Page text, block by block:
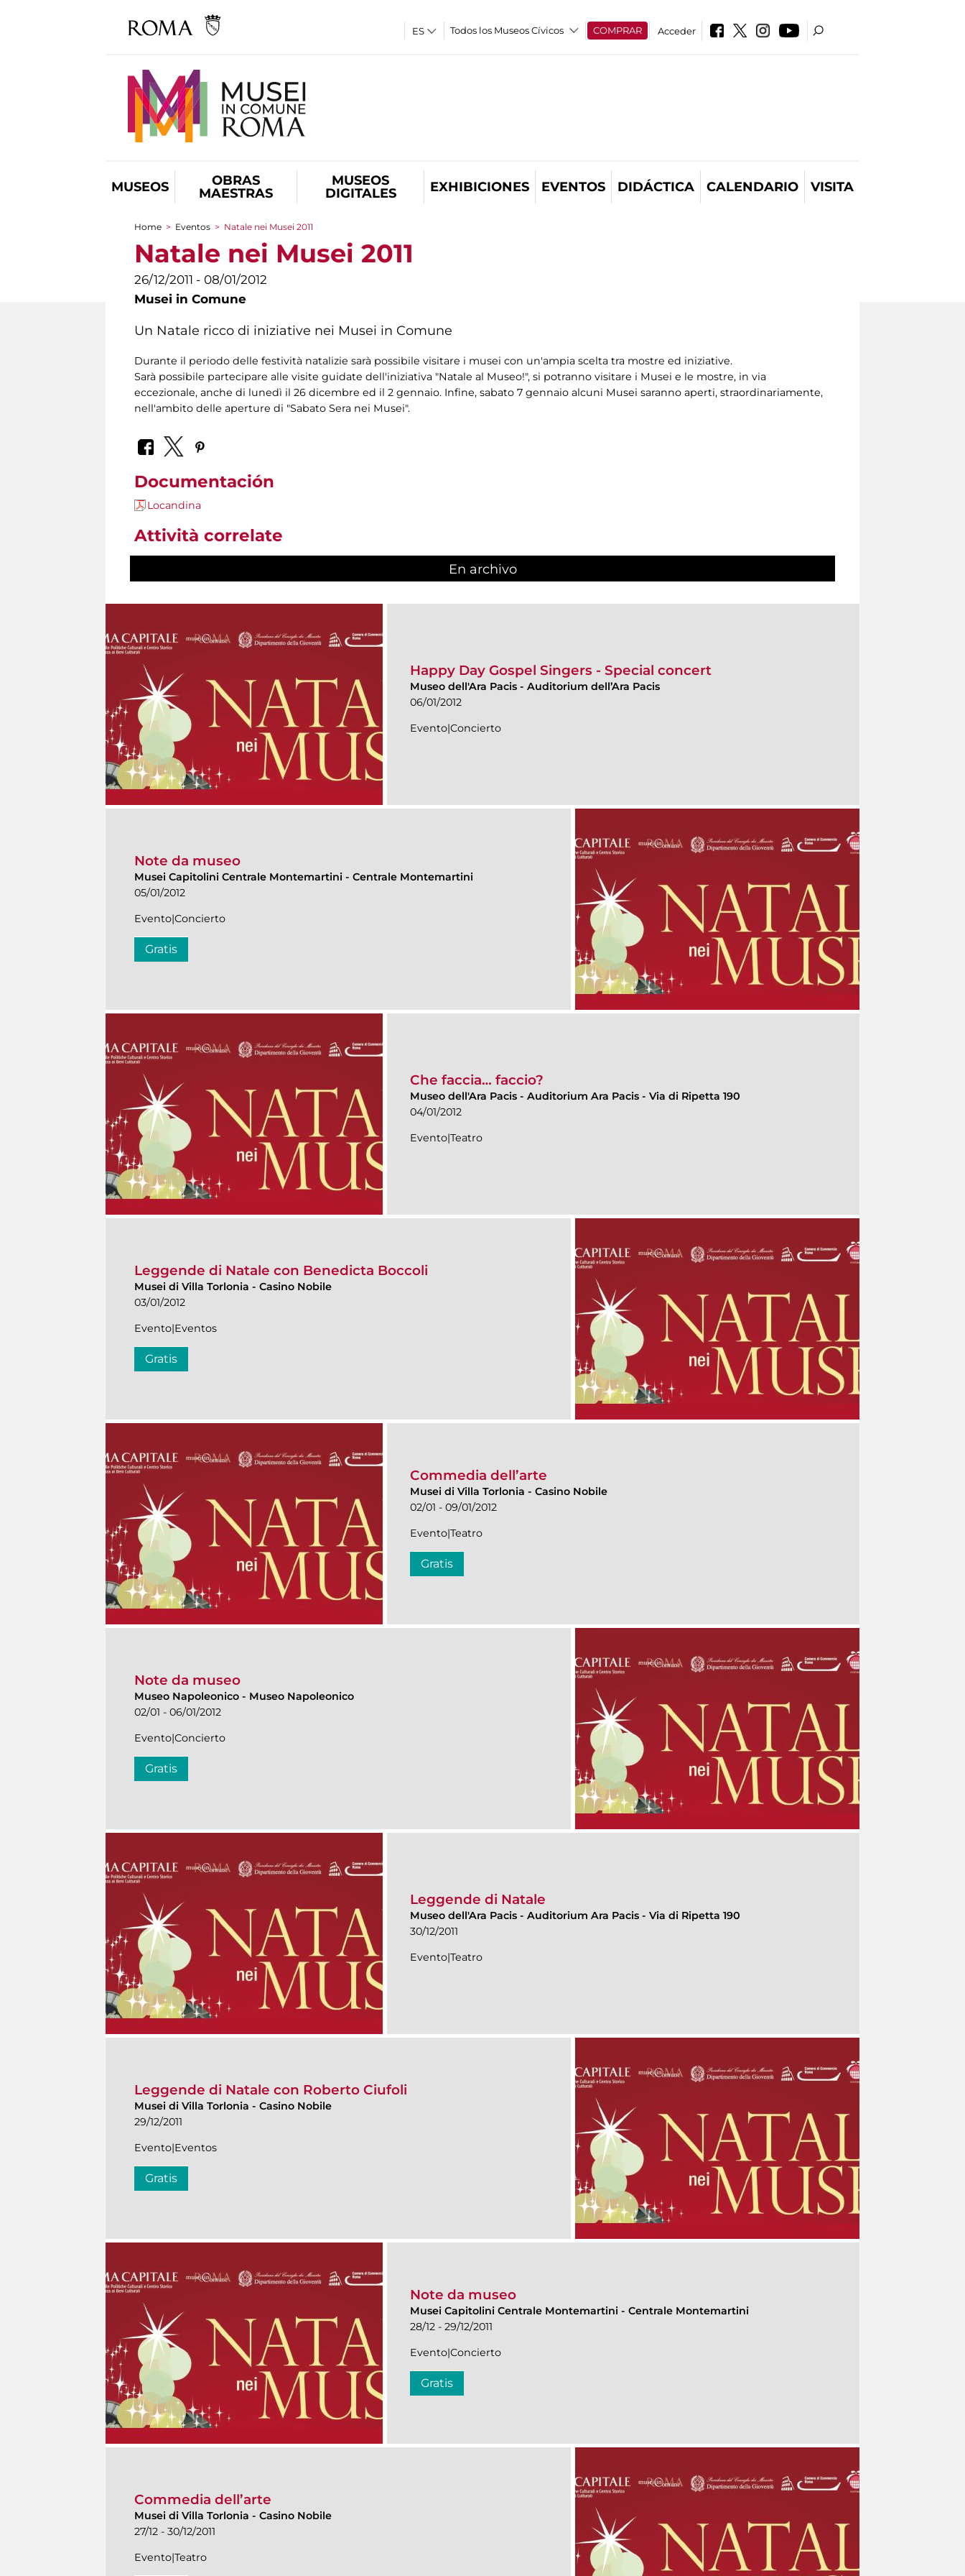
Todos los Museos Cívicos COMPRAR Acceder
MUSEOS
OBRAS
MAESTRAS
MUSEOS
DIGITALES
EXHIBICIONES EVENTOS DIDÁCTICA CALENDARIO VISITA
You are here
Home > Eventos > Natale nei Musei 2011
Natale nei Musei 2011
26/12/2011 - 08/01/2012
Musei in Comune
Un Natale ricco di iniziative nei Musei in Comune
Durante il periodo delle festività natalizie sarà possibile visitare i musei con un'ampia scelta tra mostre ed iniziative.
Sarà possibile partecipare alle visite guidate dell'iniziativa "Natale al Museo!", si potranno visitare i Musei e le mostre, in via
eccezionale, anche di lunedì il 26 dicembre ed il 2 gennaio. Infine, sabato 7 gennaio alcuni Musei saranno aperti, straordinariamente,
nell'ambito delle aperture di "Sabato Sera nei Musei".
Documentación
Locandina
Attività correlate
En archivo
Happy Day Gospel Singers - Special concert
Museo dell'Ara Pacis - Auditorium dell’Ara Pacis
06/01/2012
Evento|Concierto
Note da museo
Musei Capitolini Centrale Montemartini - Centrale Montemartini
05/01/2012
Evento|Concierto
Gratis
Che faccia… faccio?
Museo dell'Ara Pacis - Auditorium Ara Pacis - Via di Ripetta 190
04/01/2012
Evento|Teatro
Leggende di Natale con Benedicta Boccoli
Musei di Villa Torlonia - Casino Nobile
03/01/2012
Evento|Eventos
Gratis
Commedia dell’arte
Musei di Villa Torlonia - Casino Nobile
02/01 - 09/01/2012
Evento|Teatro
Gratis
Note da museo
Museo Napoleonico - Museo Napoleonico
02/01 - 06/01/2012
Evento|Concierto
Gratis
Leggende di Natale
Museo dell'Ara Pacis - Auditorium Ara Pacis - Via di Ripetta 190
30/12/2011
Evento|Teatro
Leggende di Natale con Roberto Ciufoli
Musei di Villa Torlonia - Casino Nobile
29/12/2011
Evento|Eventos
Gratis
Note da museo
Musei Capitolini Centrale Montemartini - Centrale Montemartini
28/12 - 29/12/2011
Evento|Concierto
Gratis
Commedia dell’arte
Musei di Villa Torlonia - Casino Nobile
27/12 - 30/12/2011
Evento|Teatro